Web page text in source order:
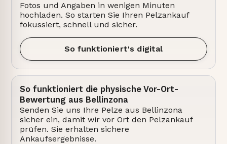
Fotos und Angaben in wenigen Minuten
hochladen. So starten Sie Ihren Pelzankauf
fokussiert, schnell und sicher.
So funktioniert's digital
So funktioniert die physische Vor-Ort-
Bewertung aus Bellinzona
Senden Sie uns Ihre Pelze aus Bellinzona
sicher ein, damit wir vor Ort den Pelzankauf
prüfen. Sie erhalten sichere
Ankaufsergebnisse.